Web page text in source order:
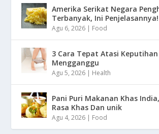
Amerika Serikat Negara
Terbanyak, Ini Penjelasannya!
Agu 6, 2026 | Food
3 Cara Tepat Atasi Keputihan
Mengganggu
Agu 5, 2026 | Health
Pani Puri Makanan Khas
Rasa Khas Dan unik
Agu 4, 2026 | Food